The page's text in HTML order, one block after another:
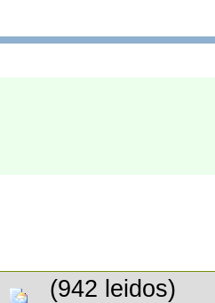
(942 leidos)